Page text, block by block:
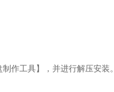
作工具】，并进行解压安装。